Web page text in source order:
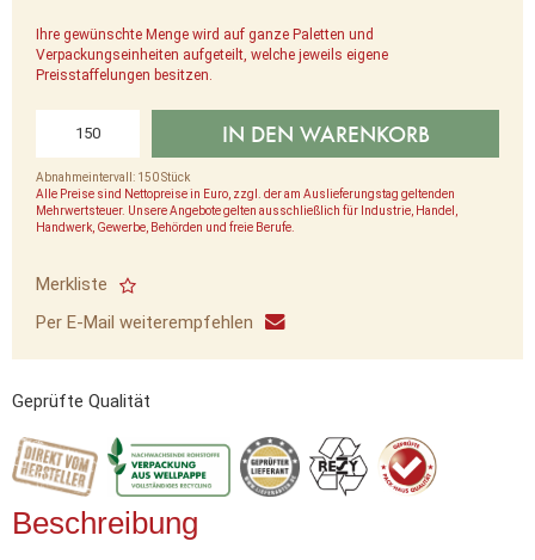
Ihre gewünschte Menge wird auf ganze Paletten und
Verpackungseinheiten aufgeteilt, welche jeweils eigene
Preisstaffelungen besitzen.
Abnahmeintervall: 150 Stück
Alle Preise sind Nettopreise in Euro, zzgl. der am Auslieferungstag geltenden
Mehrwertsteuer. Unsere Angebote gelten ausschließlich für Industrie, Handel,
Handwerk, Gewerbe, Behörden und freie Berufe.
IN DEN WARENKORB
Merkliste
Per E-Mail weiterempfehlen
Geprüfte Qualität
Beschreibung